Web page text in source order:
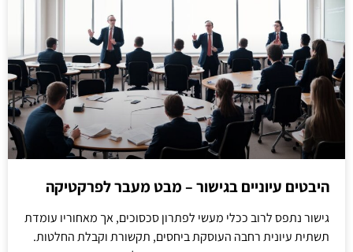
היבטים עיוניים בגישור – מבט מעבר לפרקטיקה
גישור נתפס לרוב ככלי מעשי לפתרון סכסוכים, אך מאחוריו עומדת
תשתית עיונית רחבה העוסקת ביחסים, תקשורת וקבלת החלטות.